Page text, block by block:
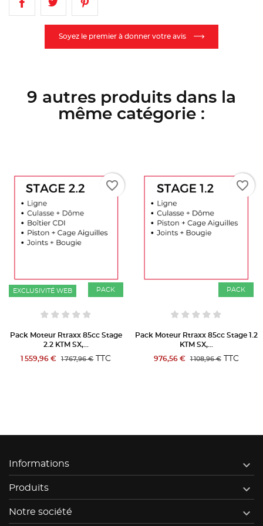
Soyez le premier à donner votre avis
9 autres produits dans la
même catégorie :
PACK
Pack Moteur Rtraxx 85cc Stage 1.2
KTM SX,...
976,56 €
1 108,96 €TTC
favorite_border
PACK
Pack Moteur Rtraxx 85cc Stage 2.1
KTM SX,...
1 056,86 €
1 208,96 € TTC
favorite_border
Informations 
Produits 
Notre société 